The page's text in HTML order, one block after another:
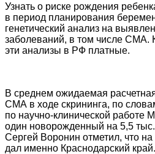
Узнать о риске рождения
в период планирования
генетический анализ на
заболеваний, в том числе СМА.
эти анализы в РФ платные.
В среднем ожидаемая
СМА в ходе скрининга, по
по научно-клинической
один новорожденный на 5,5
Сергей Воронин отметил, что на
дал именно Краснодарский край.